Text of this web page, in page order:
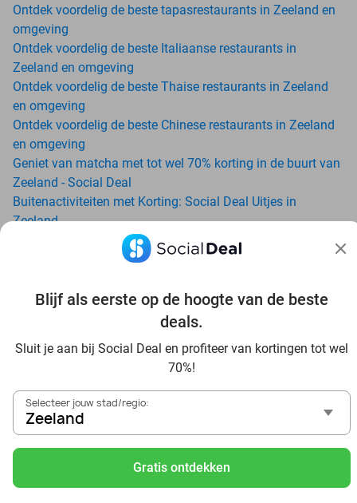
Blijf als eerste op de hoogte van de beste
deals.
Sluit je aan bij Social Deal en profiteer van kortingen tot wel
70%!
Selecteer jouw stad/regio:
Zeeland
Gratis ontdekken
Ontdek voordelig de beste tapasrestaurants in Zeeland en
omgeving
Ontdek voordelig de beste Italiaanse restaurants in
Zeeland en omgeving
Ontdek voordelig de beste Thaise restaurants in Zeeland
en omgeving
Ontdek voordelig de beste Chinese restaurants in Zeeland
en omgeving
Geniet van matcha met tot wel 70% korting in de buurt van
Zeeland - Social Deal
Buitenactiviteiten met Korting: Social Deal Uitjes in
Zeeland
Ga voordelig de padelbaan op met Social Deal in de buurt
Deal
Ontdek voordelig Pilates in Zeeland - Social Deal
omgeving
Voordelig genieten bij Sunparks met korting vanuit Zeeland
Met hoge korting naar de zonnebank in Zeeland
Skiën met korting in Zeeland? Ontdek de leukste skihallen
en indoor skibanen
Schaatsen in Zeeland en omgeving
Holiday on Ice tickets met korting in Zeeland
Social Deal voordeelshop: ah, zoveel mooie deals in regio